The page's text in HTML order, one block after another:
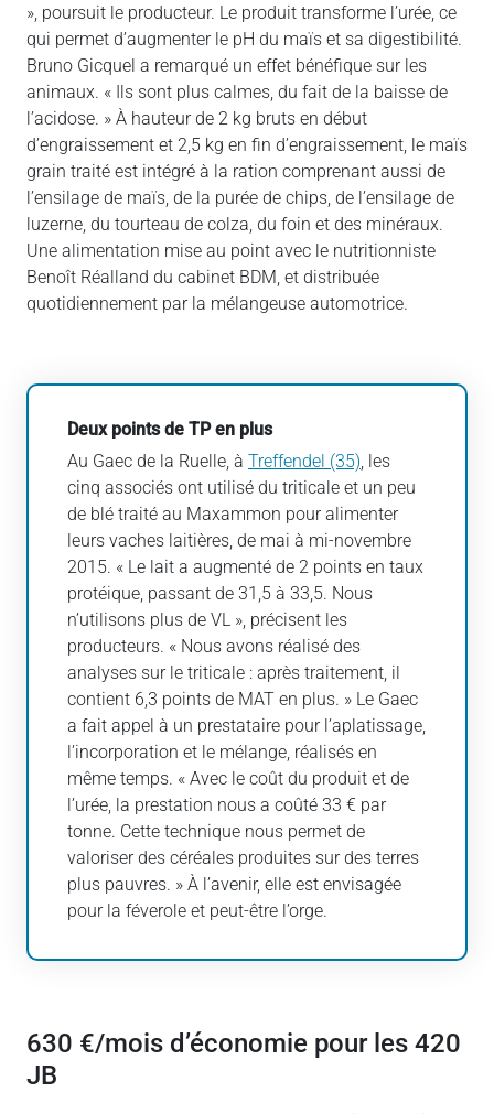
», poursuit le producteur. Le produit transforme l’urée, ce
qui permet d’augmenter le pH du maïs et sa digestibilité.
Bruno Gicquel a remarqué un effet bénéfique sur les
animaux. « Ils sont plus calmes, du fait de la baisse de
l’acidose. » À hauteur de 2 kg bruts en début
d’engraissement et 2,5 kg en fin d’engraissement, le maïs
grain traité est intégré à la ration comprenant aussi de
l’ensilage de maïs, de la purée de chips, de l’ensilage de
luzerne, du tourteau de colza, du foin et des minéraux.
Une alimentation mise au point avec le nutritionniste
Benoît Réalland du cabinet BDM, et distribuée
quotidiennement par la mélangeuse automotrice.
Deux points de TP en plus
Au Gaec de la Ruelle, à Treffendel (35) , les
cinq associés ont utilisé du triticale et un peu
de blé traité au Maxammon pour alimenter
leurs vaches laitières, de mai à mi-novembre
2015. « Le lait a augmenté de 2 points en taux
protéique, passant de 31,5 à 33,5. Nous
n’utilisons plus de VL », précisent les
producteurs. « Nous avons réalisé des
analyses sur le triticale : après traitement, il
contient 6,3 points de MAT en plus. » Le Gaec
a fait appel à un prestataire pour l’aplatissage,
l’incorporation et le mélange, réalisés en
même temps. « Avec le coût du produit et de
l’urée, la prestation nous a coûté 33 € par
tonne. Cette technique nous permet de
valoriser des céréales produites sur des terres
plus pauvres. » À l’avenir, elle est envisagée
pour la féverole et peut-être l’orge.
630 €/mois d’économie pour les 420
JB